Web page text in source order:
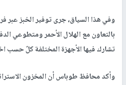
وفي هذا السياق، جرى توفير الخبز عبر
بالتعاون مع الهلال الأحمر ومتطوعي
تشارك فيها الأجهزة المختلفة كلٌ حسب
وأكد محافظ طوباس أن المخزون